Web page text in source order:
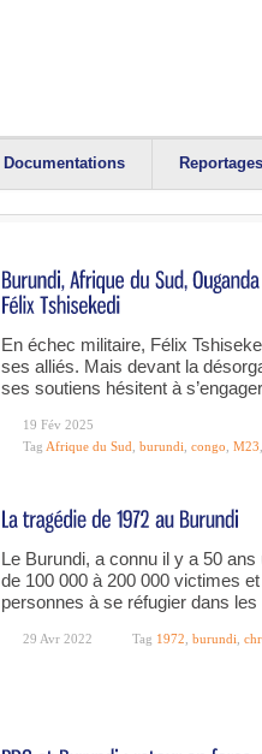
Documentations
En échec militaire, Félix
ses alliés. Mais devant la
ses soutiens hésitent à
19 Fév 2025
Tag Afrique du Sud burundi congo M23
Le Burundi, a connu il y a 50
de 100 000 à 200 000 victimes
personnes à se réfugier dans
29 Avr 2022 Tag 1972 burundi